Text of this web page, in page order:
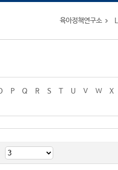
육아정책연구소
P Q R S T U V W X